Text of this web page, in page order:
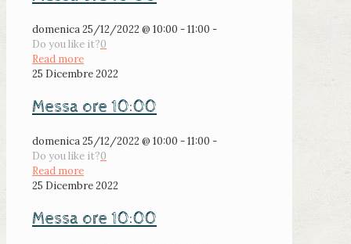
domenica 25/12/2022 @ 10:00 - 11:00 -
Do you like it?0
Read more
25 Dicembre 2022
Messa ore 10:00
domenica 25/12/2022 @ 10:00 - 11:00 -
Do you like it?0
Read more
25 Dicembre 2022
Messa ore 10:00